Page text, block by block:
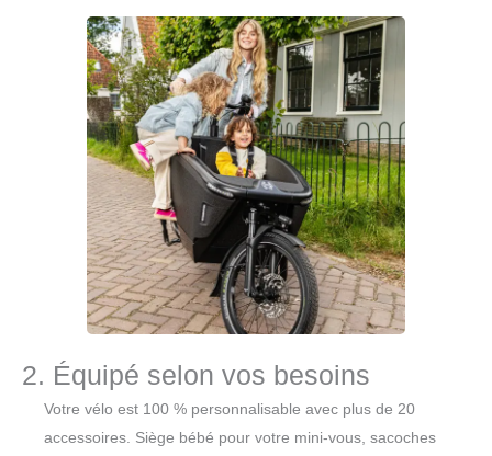
2. Équipé selon vos besoins
Votre vélo est 100 % personnalisable avec plus de 20
accessoires. Siège bébé pour votre mini-vous, sacoches